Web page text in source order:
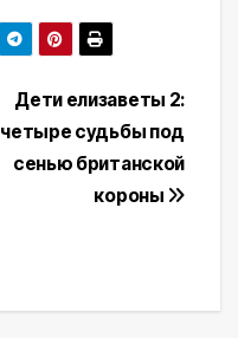
Дети елизаветы 2:
четыре судьбы под
сенью британской
короны